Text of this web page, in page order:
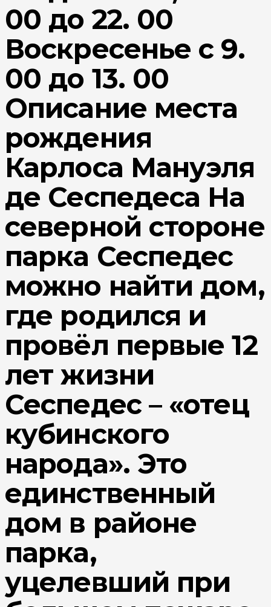
00 до 22. 00
Воскресенье с 9.
00 до 13. 00
Описание места
рождения
Карлоса Мануэля
де Сеспедеса На
северной стороне
парка Сеспедес
можно найти дом,
где родился и
провёл первые 12
лет жизни
Сеспедес – «отец
кубинского
народа». Это
единственный
дом в районе
парка,
уцелевший при